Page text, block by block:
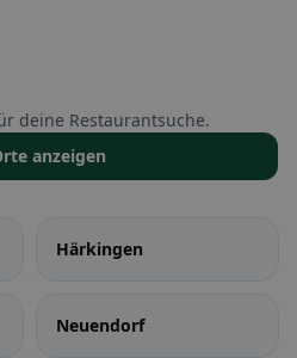
deine Restaurantsuche.
anzeigen
Härkingen
Neuendorf